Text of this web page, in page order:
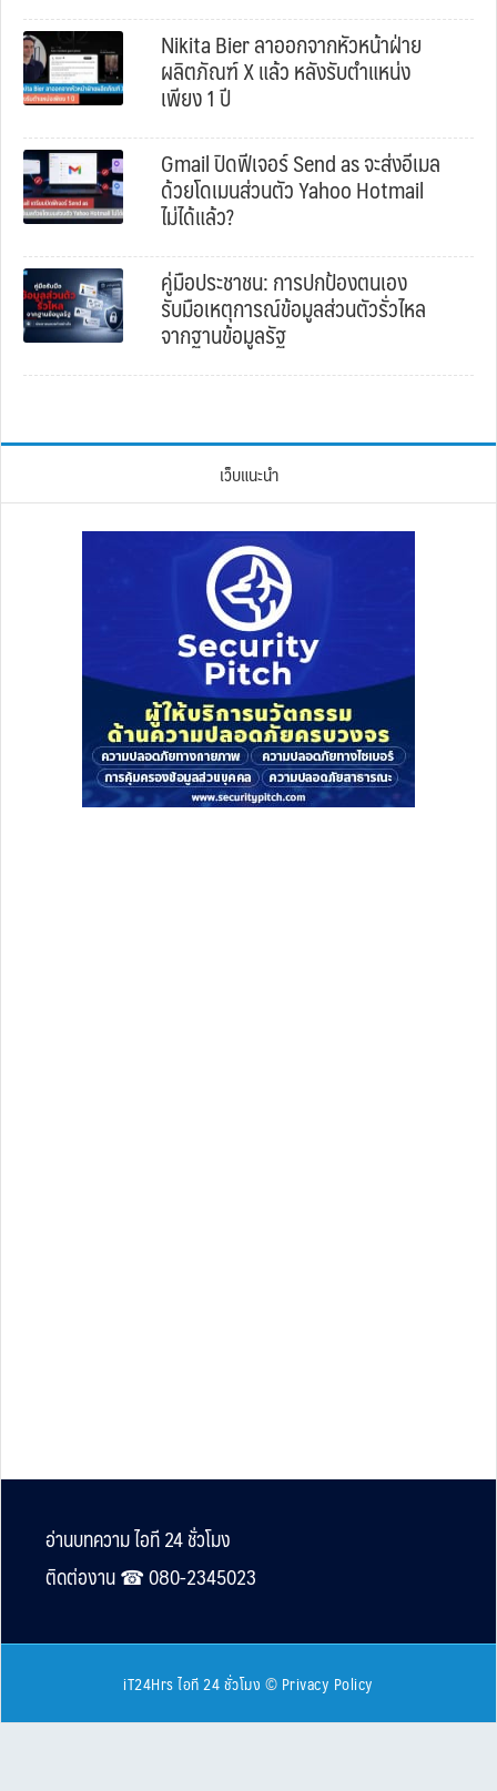
Nikita Bier ลาออกจากหัวหน้าฝ่าย
ผลิตภัณฑ์ X แล้ว หลังรับตำแหน่ง
เพียง 1 ปี
Gmail ปิดฟีเจอร์ Send as จะส่งอีเมล
ด้วยโดเมนส่วนตัว Yahoo Hotmail
ไม่ได้แล้ว?
คู่มือประชาชน: การปกป้องตนเอง
รับมือเหตุการณ์ข้อมูลส่วนตัวรั่วไหล
จากฐานข้อมูลรัฐ
เว็บแนะนำ
Footer
อ่านบทความ ไอที 24 ชั่วโมง
ติดต่องาน ☎︎ 080-2345023
iT24Hrs ไอที 24 ชั่วโมง © Privacy Policy